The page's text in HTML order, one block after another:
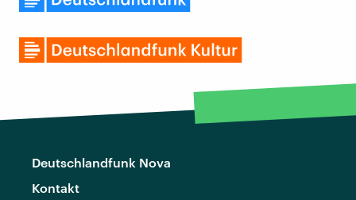
Deutschlandfunk Nova
Kontakt